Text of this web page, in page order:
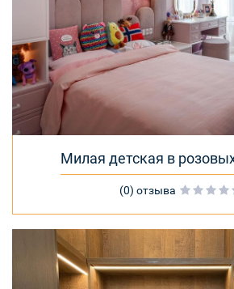
Милая детская в
(0) отзыва